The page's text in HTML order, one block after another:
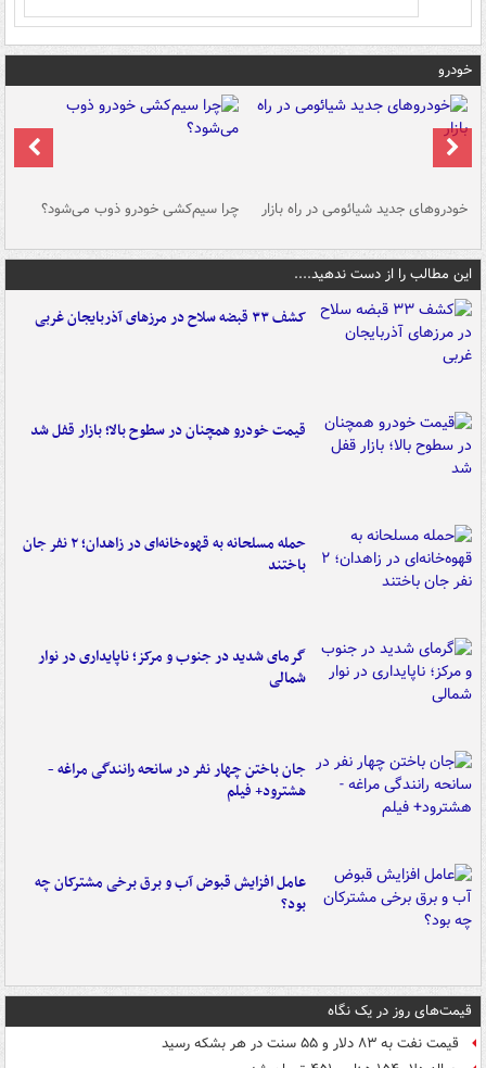
خودرو
خودروهای جدید شیائومی در راه بازار چرا سیم‌کشی خودرو ذوب می‌شود؟
این مطالب را از دست ندهید....
کشف ۳۳ قبضه سلاح در مرزهای آذربایجان غربی
قیمت خودرو همچنان در سطوح بالا؛ بازار قفل شد
حمله مسلحانه به قهوه‌خانه‌ای در زاهدان؛ ۲ نفر جان
باختند
گرمای شدید در جنوب و مرکز؛ ناپایداری در نوار
شمالی
جان باختن چهار نفر در سانحه رانندگی مراغه -
هشترود+ فیلم
عامل افزایش قبوض آب و برق برخی مشترکان چه
بود؟
قیمت‌های روز در یک نگاه
قیمت نفت به ۸۳ دلار و ۵۵ سنت در هر بشکه رسید